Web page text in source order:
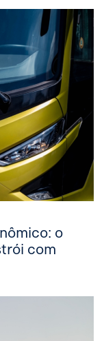
o
com